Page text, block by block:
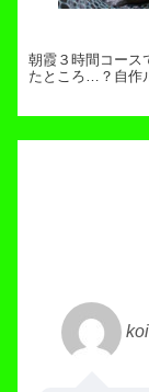
朝霞３時間コース
たところ…？自作